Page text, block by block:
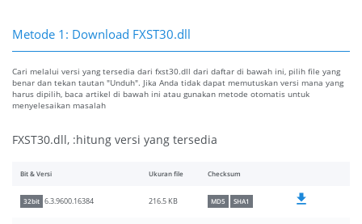
Metode 1: Download FXST30.dll
Cari melalui versi yang tersedia dari fxst30.dll dari daftar di bawah ini, pilih file yang
benar dan tekan tautan "Unduh". Jika Anda tidak dapat memutuskan versi mana yang
harus dipilih, baca artikel di bawah ini atau gunakan metode otomatis untuk
menyelesaikan masalah
FXST30.dll, :hitung versi yang tersedia
Bit & Versi Ukuran file Checksum
32bit 6.3.9600.16384 216.5 KB MD5 SHA1